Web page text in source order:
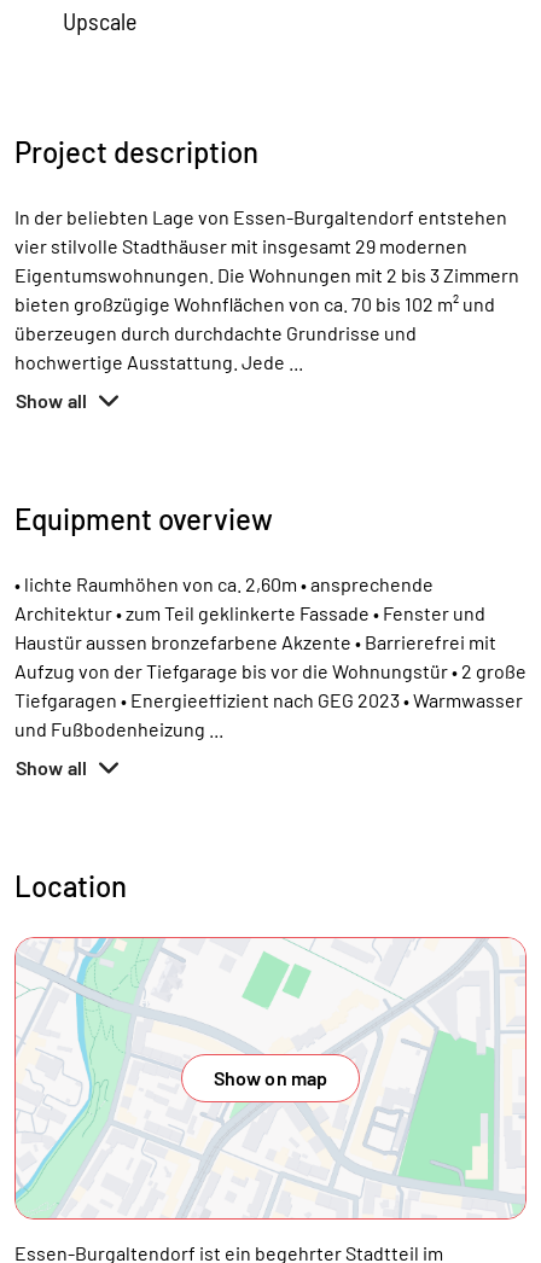
Upscale
Project description
In der beliebten Lage von Essen-Burgaltendorf entstehen
vier stilvolle Stadthäuser mit insgesamt 29 modernen
Eigentumswohnungen. Die Wohnungen mit 2 bis 3 Zimmern
bieten großzügige Wohnflächen von ca. 70 bis 102 m² und
überzeugen durch durchdachte Grundrisse und
hochwertige Ausstattung. Jede
Show all
Equipment overview
• lichte Raumhöhen von ca. 2,60m • ansprechende
Architektur • zum Teil geklinkerte Fassade • Fenster und
Haustür aussen bronzefarbene Akzente • Barrierefrei mit
Aufzug von der Tiefgarage bis vor die Wohnungstür • 2 große
Tiefgaragen • Energieeffizient nach GEG 2023 • Warmwasser
und Fußbodenheizung
Show all
Location
Show on map
Essen-Burgaltendorf ist ein begehrter Stadtteil im